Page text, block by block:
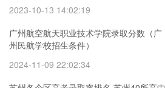
2023-10-13 14:02:19
广州航空航天职业技术学院录取分数（广
州民航学校招生条件）
2024-11-09 22:02:34